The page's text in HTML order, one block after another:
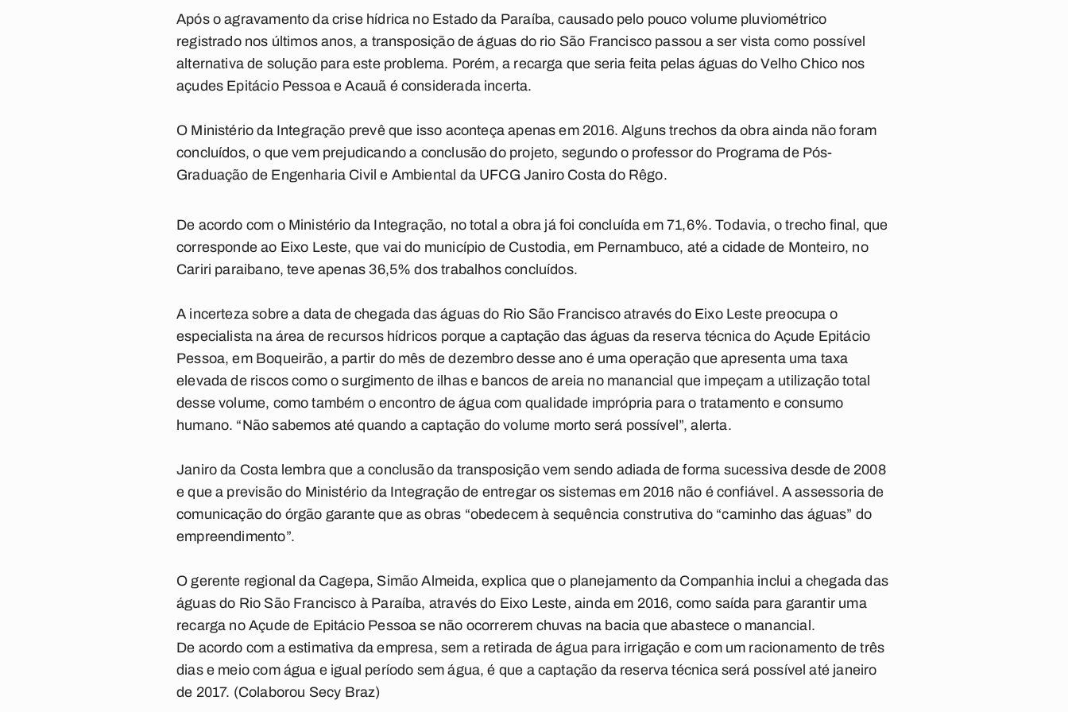
Após o agravamento da crise hídrica no Estado da Paraíba, causado pelo pouco volume pluviométrico
registrado nos últimos anos, a transposição de águas do rio São Francisco passou a ser vista como possível
alternativa de solução para este problema. Porém, a recarga que seria feita pelas águas do Velho Chico nos
açudes Epitácio Pessoa e Acauã é considerada incerta.
O Ministério da Integração prevê que isso aconteça apenas em 2016. Alguns trechos da obra ainda não foram
concluídos, o que vem prejudicando a conclusão do projeto, segundo o professor do Programa de Pós-
Graduação de Engenharia Civil e Ambiental da UFCG Janiro Costa do Rêgo.
De acordo com o Ministério da Integração, no total a obra já foi concluída em 71,6%. Todavia, o trecho final, que
corresponde ao Eixo Leste, que vai do município de Custodia, em Pernambuco, até a cidade de Monteiro, no
Cariri paraibano, teve apenas 36,5% dos trabalhos concluídos.
A incerteza sobre a data de chegada das águas do Rio São Francisco através do Eixo Leste preocupa o
especialista na área de recursos hídricos porque a captação das águas da reserva técnica do Açude Epitácio
Pessoa, em Boqueirão, a partir do mês de dezembro desse ano é uma operação que apresenta uma taxa
elevada de riscos como o surgimento de ilhas e bancos de areia no manancial que impeçam a utilização total
desse volume, como também o encontro de água com qualidade imprópria para o tratamento e consumo
humano. “Não sabemos até quando a captação do volume morto será possível”, alerta.
Janiro da Costa lembra que a conclusão da transposição vem sendo adiada de forma sucessiva desde de 2008
e que a previsão do Ministério da Integração de entregar os sistemas em 2016 não é confiável. A assessoria de
comunicação do órgão garante que as obras “obedecem à sequência construtiva do “caminho das águas” do
empreendimento”.
O gerente regional da Cagepa, Simão Almeida, explica que o planejamento da Companhia inclui a chegada das
águas do Rio São Francisco à Paraíba, através do Eixo Leste, ainda em 2016, como saída para garantir uma
recarga no Açude de Epitácio Pessoa se não ocorrerem chuvas na bacia que abastece o manancial.
De acordo com a estimativa da empresa, sem a retirada de água para irrigação e com um racionamento de três
dias e meio com água e igual período sem água, é que a captação da reserva técnica será possível até janeiro
de 2017. (Colaborou Secy Braz)